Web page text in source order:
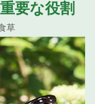
要な役割
草